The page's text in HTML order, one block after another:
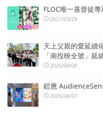
FLOC唯一基督徒
2021/03/29
天上父親的愛延續
「南投映全號」延
2026/08/08
鎧應
2026/08/07